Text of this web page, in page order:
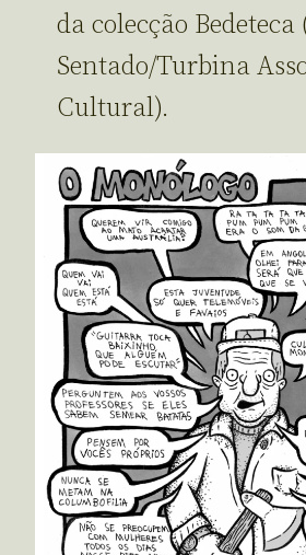
da colecção
Sentado/Turbina
Cultural).